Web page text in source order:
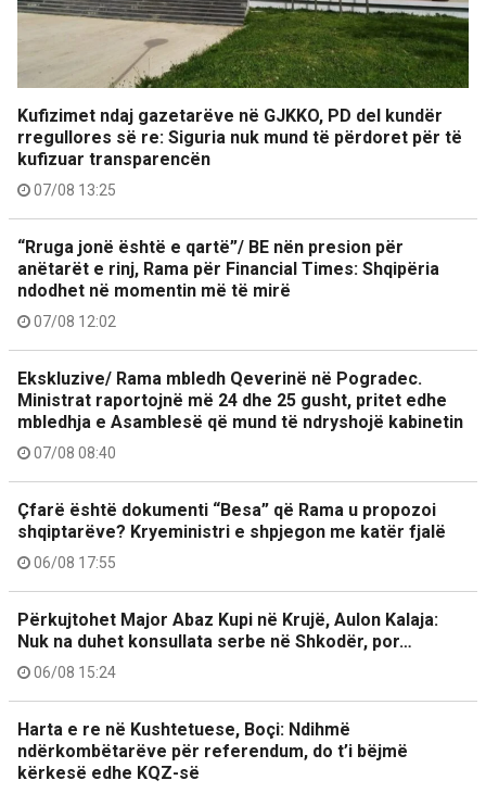
Kufizimet ndaj gazetarëve në GJKKO, PD del kundër
rregullores së re: Siguria nuk mund të përdoret për të
kufizuar transparencën
07/08 13:25
“Rruga jonë është e qartë”/ BE nën presion për
anëtarët e rinj, Rama për Financial Times: Shqipëria
ndodhet në momentin më të mirë
07/08 12:02
Ekskluzive/ Rama mbledh Qeverinë në Pogradec.
Ministrat raportojnë më 24 dhe 25 gusht, pritet edhe
mbledhja e Asamblesë që mund të ndryshojë kabinetin
07/08 08:40
Çfarë është dokumenti “Besa” që Rama u propozoi
shqiptarëve? Kryeministri e shpjegon me katër fjalë
06/08 17:55
Përkujtohet Major Abaz Kupi në Krujë, Aulon Kalaja:
Nuk na duhet konsullata serbe në Shkodër, por…
06/08 15:24
Harta e re në Kushtetuese, Boçi: Ndihmë
ndërkombëtarëve për referendum, do t’i bëjmë
kërkesë edhe KQZ-së